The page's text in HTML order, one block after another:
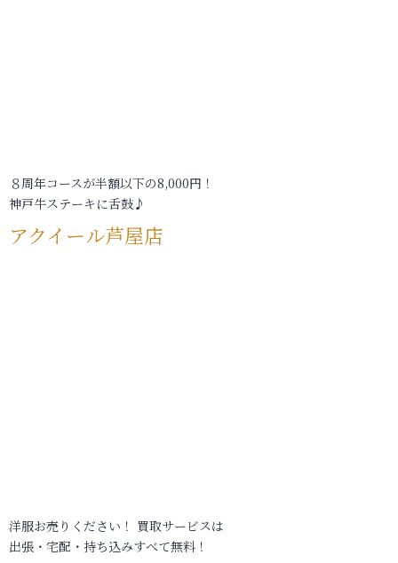
８周年コースが半額以下の8,000円！
神戸牛ステーキに舌鼓♪
アクイール芦屋店
洋服お売りください！ 買取サービスは
出張・宅配・持ち込みすべて無料！